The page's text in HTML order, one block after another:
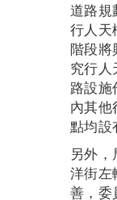
道路規
行人天
階段將
究行人
路設施
內其他
點均設
另外
洋街左
善，委